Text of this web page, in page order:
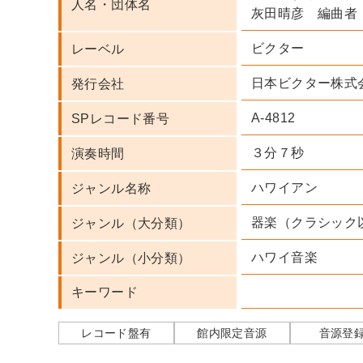
人名・団体名
灰田晴彦 編曲者
レーベル ビクター
発行会社 日本ビクター株式
SPレコード番号 A-4812
演奏時間 ３分７秒
ジャンル名称 ハワイアン
ジャンル（大分類） 器楽（クラシック
ジャンル（小分類） ハワイ音楽
キーワード
レコード盤有 館内限定音源 音源登